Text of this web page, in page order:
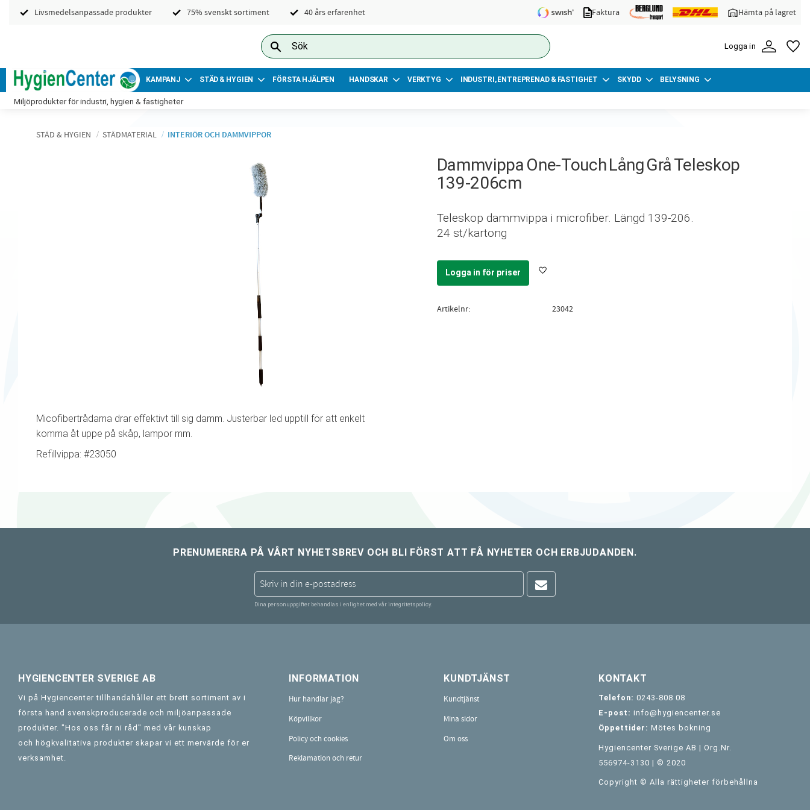
Livsmedelsanpassade produkter 75% svenskt sortiment 40 års erfarenhet Faktura Hämta på lagret
Logga in
KAMPANJ STÄD & HYGIEN FÖRSTA HJÄLPEN HANDSKAR VERKTYG INDUSTRI, ENTREPRENAD & FASTIGHET SKYDD BELYSNING
Miljöprodukter för industri, hygien & fastigheter
STÄD & HYGIEN STÄDMATERIAL INTERIÖR OCH DAMMVIPPOR
Dammvippa One-Touch Lång Grå Teleskop
139-206cm
Teleskop dammvippa i microfiber. Längd 139-206.
24 st/kartong
Logga in för priser Lägg till i favoriter
Artikelnr 23042
Micofibertrådarna drar effektivt till sig damm. Justerbar led upptill för att enkelt
komma åt uppe på skåp, lampor mm.
Refillvippa: #23050
PRENUMERERA PÅ VÅRT NYHETSBREV OCH BLI FÖRST ATT FÅ NYHETER OCH ERBJUDANDEN.
Dina personuppgifter behandlas i enlighet med vår integritetspolicy.
HYGIENCENTER SVERIGE AB
Vi på Hygiencenter tillhandahåller ett brett sortiment av i
första hand svenskproducerade och miljöanpassade
produkter. "Hos oss får ni råd" med vår kunskap
och högkvalitativa produkter skapar vi ett mervärde för er
verksamhet.
INFORMATION
Hur handlar jag?
Köpvillkor
Policy och cookies
Reklamation och retur
KUNDTJÄNST
Kundtjänst
Mina sidor
Om oss
KONTAKT
Telefon: 0243-808 08
E-post: info@hygiencenter.se
Öppettider: Mötes bokning
Hygiencenter Sverige AB | Org.Nr.
556974-3130 | © 2020
Copyright © Alla rättigheter förbehållna